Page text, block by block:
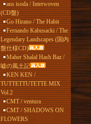
aus isoda / Interwoven
(CD盤)
Go Hirano / The Habit
Fernando Kabusacki / The
Legendary Landscapes (国内
盤仕様CD)
Maher Shalal Hash Baz /
嘘の風土記
KEN KEN /
TUTTETTUTETTE MIX
Vol.2
CMT / ventura
CMT / SHADOWS ON
FLOWERS